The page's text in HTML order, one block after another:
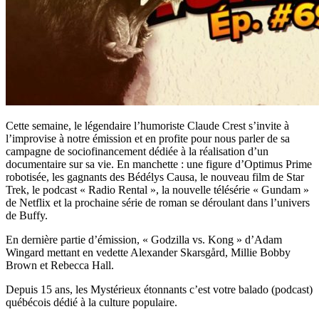
Cette semaine, le légendaire l’humoriste Claude Crest s’invite à
l’improvise à notre émission et en profite pour nous parler de sa
campagne de sociofinancement dédiée à la réalisation d’un
documentaire sur sa vie. En manchette : une figure d’Optimus Prime
robotisée, les gagnants des Bédélys Causa, le nouveau film de Star
Trek, le podcast « Radio Rental », la nouvelle télésérie « Gundam »
de Netflix et la prochaine série de roman se déroulant dans l’univers
de Buffy.
En dernière partie d’émission, « Godzilla vs. Kong » d’Adam
Wingard mettant en vedette Alexander Skarsgård, Millie Bobby
Brown et Rebecca Hall.
Depuis 15 ans, les Mystérieux étonnants c’est votre balado (podcast)
québécois dédié à la culture populaire.